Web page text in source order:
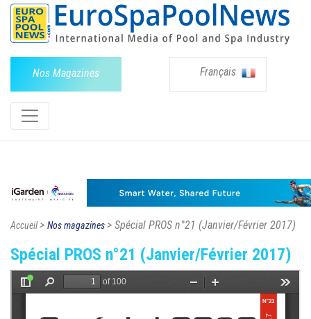
Nos Magazines Français
Accueil> Nos magazines> Spécial PROS n°21 (Janvier/Février 2017)
Spécial PROS n°21 (Janvier/Février 2017)